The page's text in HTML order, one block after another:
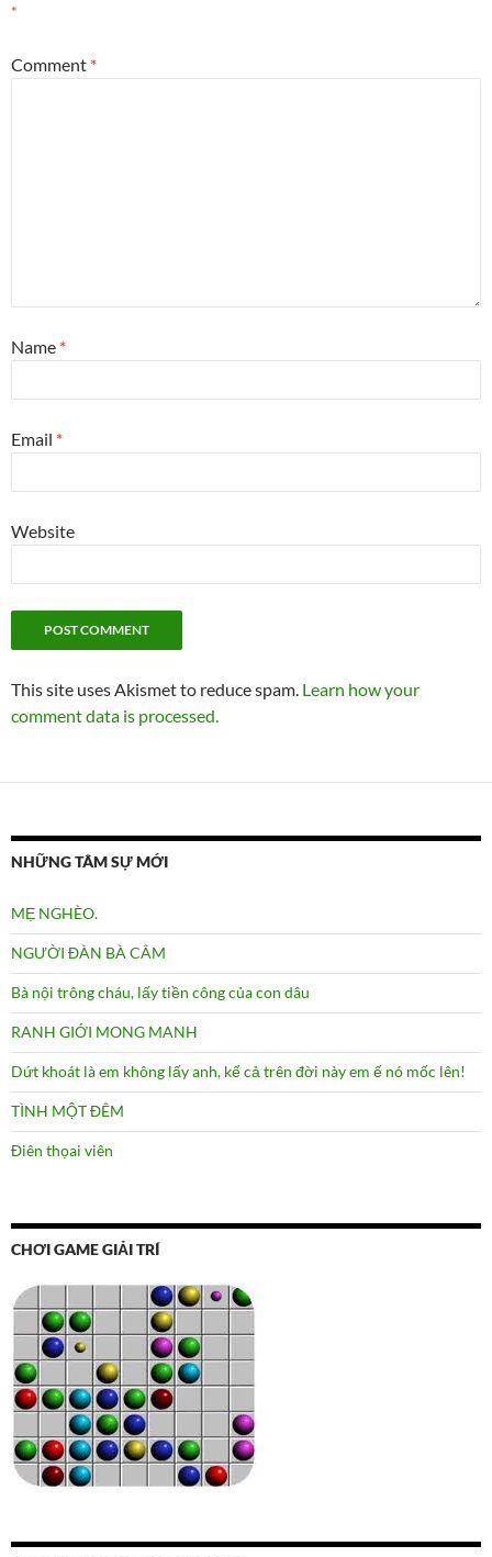
*
Comment *
Name *
Email *
Website
This site uses Akismet to reduce spam. Learn how your
comment data is processed.
NHỮNG TÂM SỰ MỚI
MẸ NGHÈO.
NGƯỜI ĐÀN BÀ CÂM
Bà nội trông cháu, lấy tiền công của con dâu
RANH GIỚI MONG MANH
Dứt khoát là em không lấy anh, kể cả trên đời này em ế nó mốc lên!
TÌNH MỘT ĐÊM
Điên thọai viên
CHƠI GAME GIẢI TRÍ